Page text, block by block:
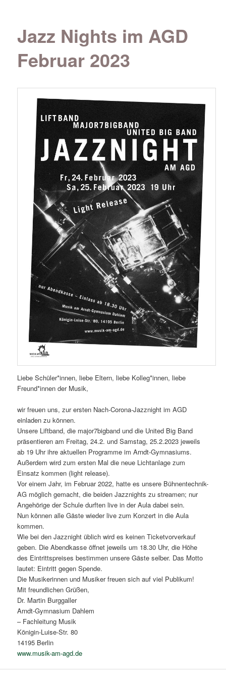
Jazz Nights im AGD
Februar 2023
Liebe Schüler*innen, liebe Eltern, liebe Kolleg*innen, liebe
Freund*innen der Musik,
wir freuen uns, zur ersten Nach-Corona-Jazznight im AGD
einladen zu können.
Unsere Liftband, die major7bigband und die United Big Band
präsentieren am Freitag, 24.2. und Samstag, 25.2.2023 jeweils
ab 19 Uhr ihre aktuellen Programme im Arndt-Gymnasiums.
Außerdem wird zum ersten Mal die neue Lichtanlage zum
Einsatz kommen (light release).
Vor einem Jahr, im Februar 2022, hatte es unsere Bühnentechnik-
AG möglich gemacht, die beiden Jazznights zu streamen; nur
Angehörige der Schule durften live in der Aula dabei sein.
Nun können alle Gäste wieder live zum Konzert in die Aula
kommen.
Wie bei den Jazznight üblich wird es keinen Ticketvorverkauf
geben. Die Abendkasse öffnet jeweils um 18.30 Uhr, die Höhe
des Eintrittspreises bestimmen unsere Gäste selber. Das Motto
lautet: Eintritt gegen Spende.
Die Musikerinnen und Musiker freuen sich auf viel Publikum!
Mit freundlichen Grüßen,
Dr. Martin Burggaller
Arndt-Gymnasium Dahlem
– Fachleitung Musik
Königin-Luise-Str. 80
14195 Berlin
www.musik-am-agd.de